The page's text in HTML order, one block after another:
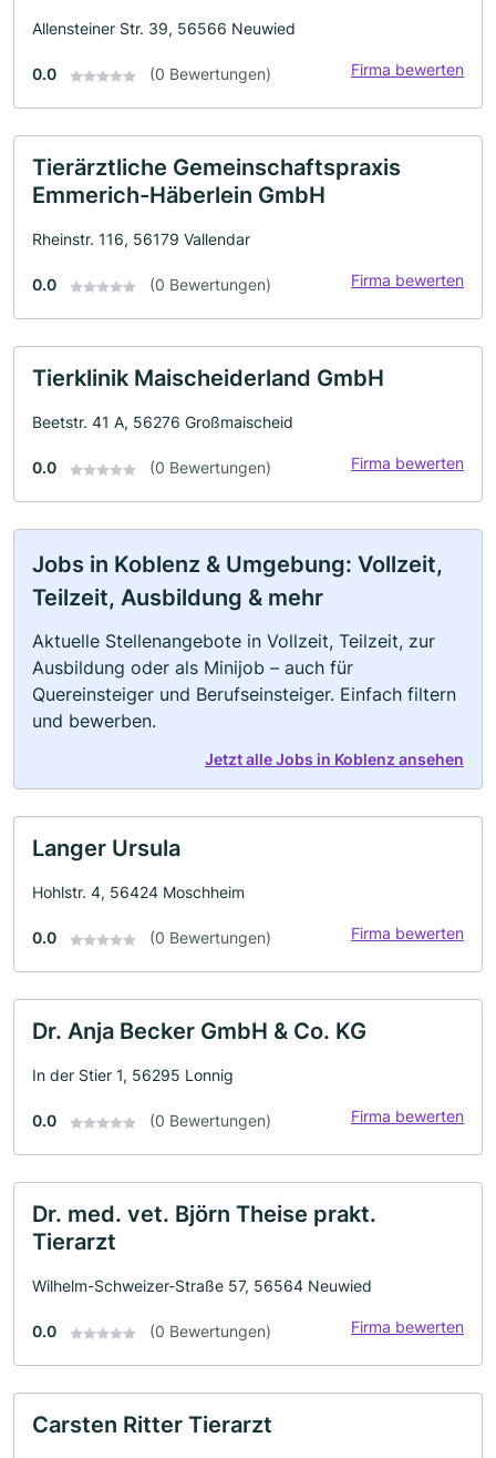
Allensteiner Str. 39, 56566 Neuwied
0.0 (0 Bewertungen) Firma bewerten
Tierärztliche Gemeinschaftspraxis
Emmerich-Häberlein GmbH
Rheinstr. 116, 56179 Vallendar
0.0 (0 Bewertungen) Firma bewerten
Tierklinik Maischeiderland GmbH
Beetstr. 41 A, 56276 Großmaischeid
0.0 (0 Bewertungen) Firma bewerten
Jobs in Koblenz & Umgebung: Vollzeit,
Teilzeit, Ausbildung & mehr
Aktuelle Stellenangebote in Vollzeit, Teilzeit, zur
Ausbildung oder als Minijob – auch für
Quereinsteiger und Berufseinsteiger. Einfach filtern
und bewerben.
Jetzt alle Jobs in Koblenz ansehen
Langer Ursula
Hohlstr. 4, 56424 Moschheim
0.0 (0 Bewertungen) Firma bewerten
Dr. Anja Becker GmbH & Co. KG
In der Stier 1, 56295 Lonnig
0.0 (0 Bewertungen) Firma bewerten
Dr. med. vet. Björn Theise prakt.
Tierarzt
Wilhelm-Schweizer-Straße 57, 56564 Neuwied
0.0 (0 Bewertungen) Firma bewerten
Carsten Ritter Tierarzt